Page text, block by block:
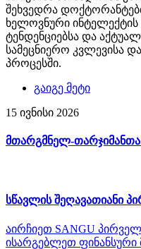
შეხვედრა
ხელოვნური ინტელექტის
ტენდენციებსა და
სამეცნიერო კვლევისა
პროცესში.
გაიგე მეტი
15 ივნისი 2026
მთარგმნელ-
სწავლის შეღავათიანი
აირჩიეთ SANGU
ისარგებლეთ ფინანსური